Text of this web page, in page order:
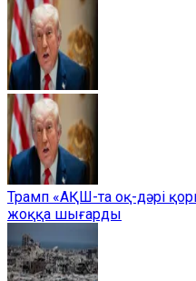
Трамп «АҚШ-та оқ-дәрі
жоққа шығарды